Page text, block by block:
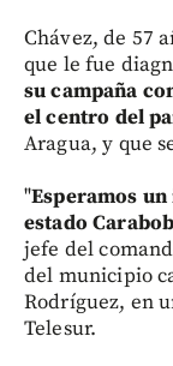
Chávez, de 57
que le fue
su campaña
el centro del
Aragua, y que
"Esperamos
estado
jefe del
del municipio
Rodríguez, en
Telesur.